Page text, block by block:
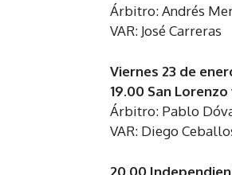
Árbitro: Andrés
VAR: José Carreras
Viernes 23 de
19.00 San
Árbitro: Pablo
VAR: Diego
20.00